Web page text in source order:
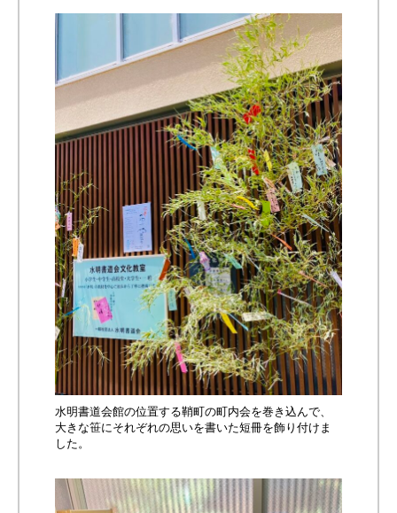
水明書道会館の位置する鞘町の町内会を巻き込んで、
大きな笹にそれぞれの思いを書いた短冊を飾り付けま
した。